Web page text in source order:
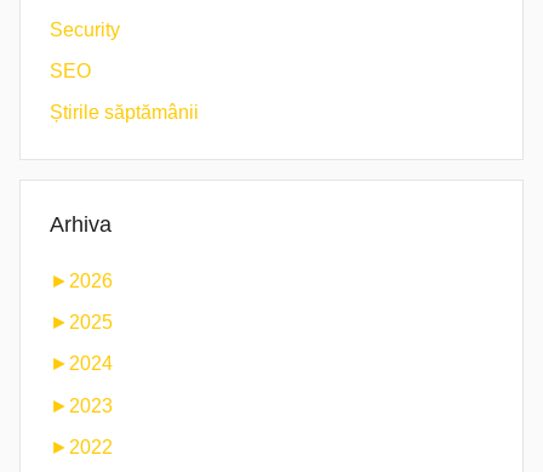
Security
SEO
Știrile săptămânii
Arhiva
► 2026
► 2025
► 2024
► 2023
► 2022